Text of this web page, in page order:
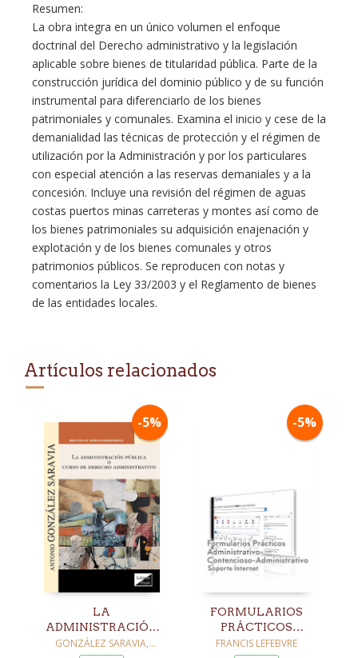
Resumen:
La obra integra en un único volumen el enfoque
doctrinal del Derecho administrativo y la legislación
aplicable sobre bienes de titularidad pública. Parte de la
construcción jurídica del dominio público y de su función
instrumental para diferenciarlo de los bienes
patrimoniales y comunales. Examina el inicio y cese de la
demanialidad las técnicas de protección y el régimen de
utilización por la Administración y por los particulares
con especial atención a las reservas demaniales y a la
concesión. Incluye una revisión del régimen de aguas
costas puertos minas carreteras y montes así como de
los bienes patrimoniales su adquisición enajenación y
explotación y de los bienes comunales y otros
patrimonios públicos. Se reproducen con notas y
comentarios la Ley 33/2003 y el Reglamento de bienes
de las entidades locales.
Artículos relacionados
-5%
LA
ADMINISTRACIÓN
PÚBLICA O CURSO
GONZÁLEZ SARAVIA,
ANTONIO
-5%
FORMULARIOS
PRÁCTICOS
ADMINISTRATIVO 
FRANCIS LEFEBVRE